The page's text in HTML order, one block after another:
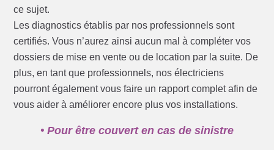
ce sujet.
Les diagnostics établis par nos professionnels sont
certifiés. Vous n’aurez ainsi aucun mal à compléter vos
dossiers de mise en vente ou de location par la suite. De
plus, en tant que professionnels, nos électriciens
pourront également vous faire un rapport complet afin de
vous aider à améliorer encore plus vos installations.
• Pour être couvert en cas de sinistre